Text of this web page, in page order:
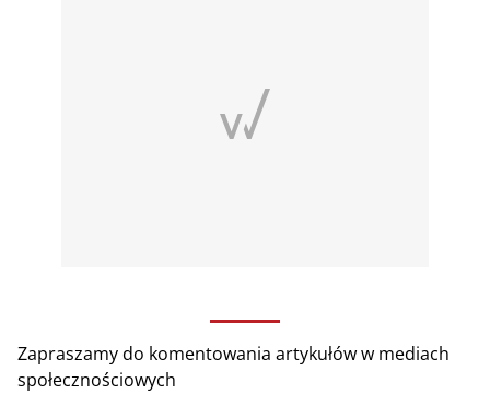
Zapraszamy do komentowania artykułów w mediach
społecznościowych